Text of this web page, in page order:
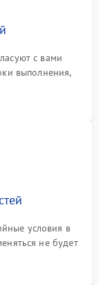
с вами
выполнения,
условия в
не будет